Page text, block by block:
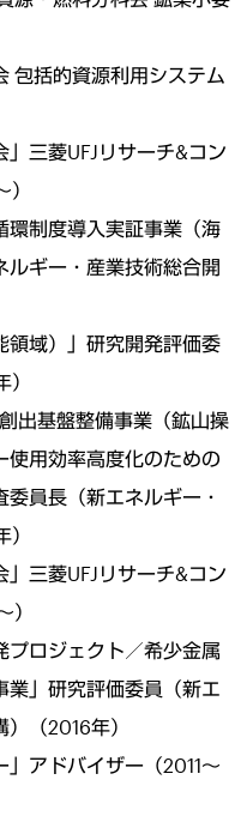
包括的資源利用システム
」三菱UFJリサーチ&コン
環制度導入実証事業（海
ルギー・産業技術総合開
領域）」研究開発評価委
出基盤整備事業（鉱山操
使用効率高度化のための
員長（新エネルギー・
」三菱UFJリサーチ&コン
）
プロジェクト／希少金属
」研究評価委員（新エ
（2016年）
」アドバイザー（2011～